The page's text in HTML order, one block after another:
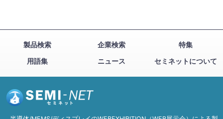
製品検索 企業検索
特集
用語集
ニュース セミネットについて